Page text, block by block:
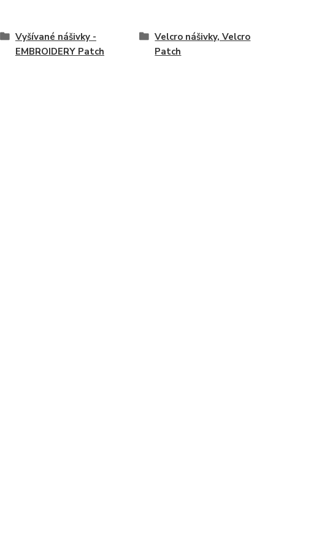
Vyšívané nášivky -
EMBROIDERY Patch
Velcro nášivky, Velcro
Patch